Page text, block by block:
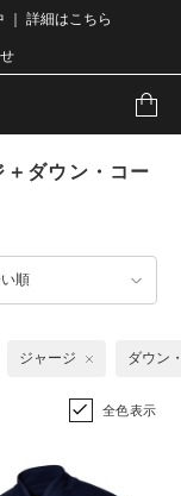
｜ 詳細はこちら
＋ダウン・コー
順
ジャージ ダウン
全色表示